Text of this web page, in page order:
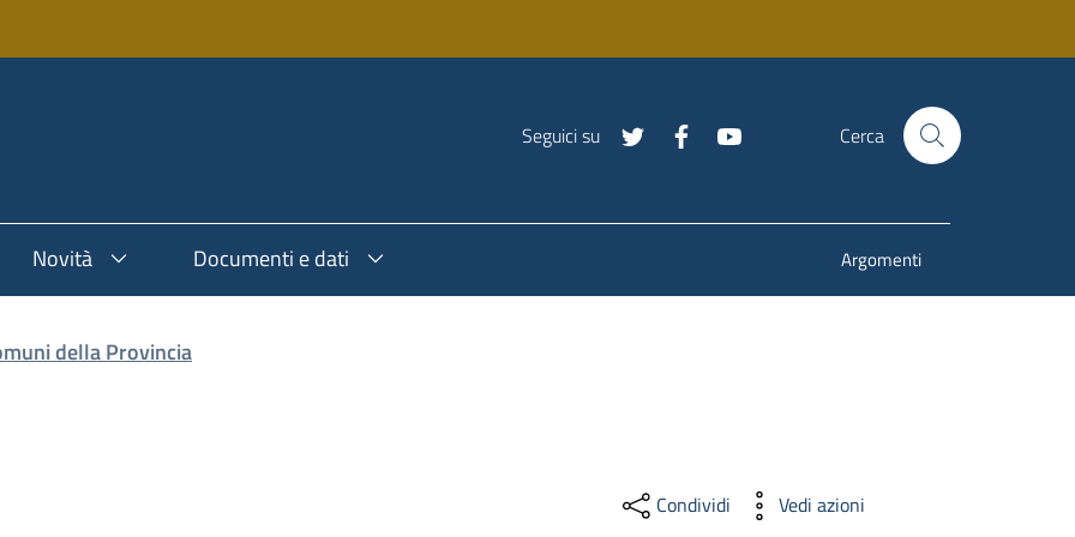
Seguici su Cerca
Novità Documenti e dati Argomenti
della Provincia
Condividi Vedi azioni